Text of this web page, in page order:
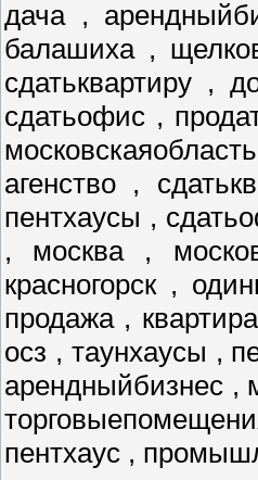
дача ,
балашиха ,
сдатьквартиру ,
сдатьофис ,
агенство ,
пентхаусы ,
, москва ,
красногорск ,
продажа ,
осз , таунхаусы ,
арендныйбизнес ,
пентхаус ,